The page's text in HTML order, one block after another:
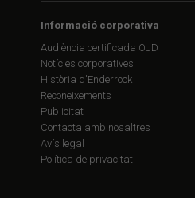
Informació corporativa
Audiència certificada OJD
Notícies corporatives
Història d'Enderrock
Reconeixements
Publicitat
Contacta amb nosaltres
Avís legal
Política de privacitat